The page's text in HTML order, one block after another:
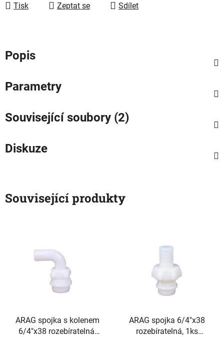
Tisk Zeptat se Sdílet
Popis
Parametry
Související soubory (2)
Diskuze
Související produkty
ARAG spojka s kolenem
6/4"x38 rozebíratelná,
ARAG spojka 6/4"x38
rozebíratelná, 1ks